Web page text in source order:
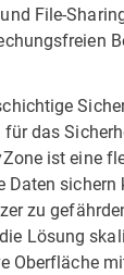
File-
das
ist eine
zu
Lösung